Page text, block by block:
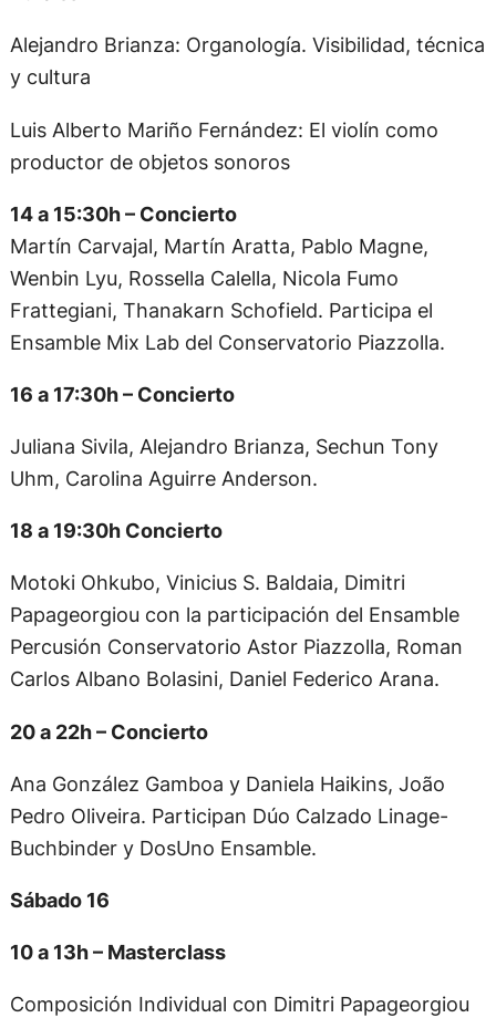
Alejandro Brianza: Organología. Visibilidad, técnica
y cultura
Luis Alberto Mariño Fernández: El violín como
productor de objetos sonoros
14 a 15:30h – Concierto
Martín Carvajal, Martín Aratta, Pablo Magne,
Wenbin Lyu, Rossella Calella, Nicola Fumo
Frattegiani, Thanakarn Schofield. Participa el
Ensamble Mix Lab del Conservatorio Piazzolla.
16 a 17:30h – Concierto
Juliana Sivila, Alejandro Brianza, Sechun Tony
Uhm, Carolina Aguirre Anderson.
18 a 19:30h Concierto
Motoki Ohkubo, Vinicius S. Baldaia, Dimitri
Papageorgiou con la participación del Ensamble
Percusión Conservatorio Astor Piazzolla, Roman
Carlos Albano Bolasini, Daniel Federico Arana.
20 a 22h – Concierto
Ana González Gamboa y Daniela Haikins, João
Pedro Oliveira. Participan Dúo Calzado Linage-
Buchbinder y DosUno Ensamble.
Sábado 16
10 a 13h – Masterclass
Composición Individual con Dimitri Papageorgiou